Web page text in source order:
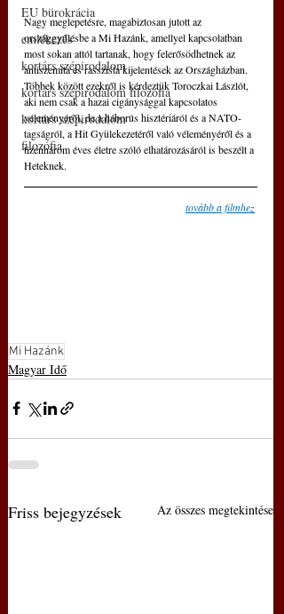
EU bürokrácia
emlékezés
kortárs szépirodalom
kortárs szépirodalom filozófia
kortárs szépirodalom
filozófia
Nagy meglepetésre, magabiztosan jutott az
országgyűlésbe a Mi Hazánk, amellyel kapcsolatban
most sokan attól tartanak, hogy felerősödhetnek az
antiszemita és rasszista kijelentések az Országházban.
Többek között ezekről is kérdeztük Toroczkai Lászlót,
aki nem csak a hazai cigánysággal kapcsolatos
véleményéről, de a háborús hisztériáról és a NATO-
tagságról, a Hit Gyülekezetéről való véleményéről és a
tizenhárom éves életre szóló elhatározásáról is beszélt a
Heteknek.
tovább a filmhez
Mi Hazánk
Magyar Idő
Friss bejegyzések Az összes megtekintése